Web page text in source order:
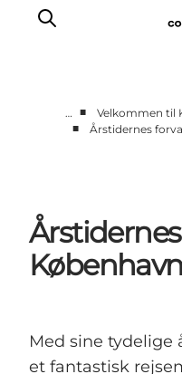
Områder
Planlæg din tur
CopenPay
… ■
Velkommen til
■
Årstidernes
København
Med sine tydelige
et fantastisk